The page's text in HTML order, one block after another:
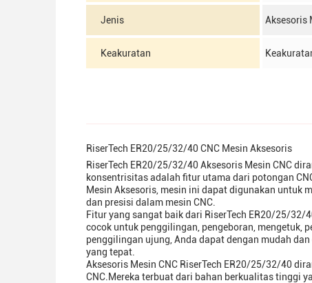
Jenis Aksesoris
Keakuratan
RiserTech ER20/25/32/40 CNC Mesin Aksesoris
RiserTech ER20/25/32/40 Aksesoris Mesin CNC
konsentrisitas adalah fitur utama dari potongan
Mesin Aksesoris, mesin ini dapat digunakan untuk
dan presisi dalam mesin CNC.
Fitur yang sangat baik dari RiserTech ER20/25/32/
cocok untuk penggilingan, pengeboran, mengetuk,
penggilingan ujung, Anda dapat dengan mudah
yang tepat.
Aksesoris Mesin CNC RiserTech ER20/25/32/40
CNC.Mereka terbuat dari bahan berkualitas tinggi